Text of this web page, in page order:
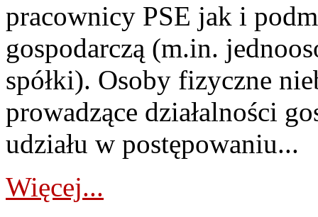
pracownicy PSE jak i
gospodarczą (m.in.
spółki). Osoby fizyczne
prowadzące działalności
udziału w postępowaniu...
Więcej...